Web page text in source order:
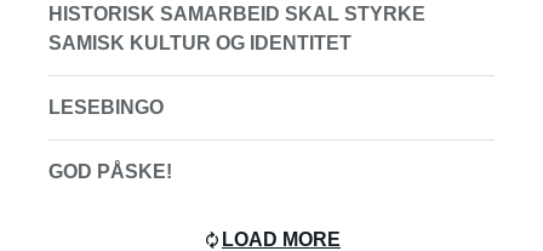
HISTORISK SAMARBEID SKAL STYRKE
SAMISK KULTUR OG IDENTITET
LESEBINGO
GOD PÅSKE!
LOAD MORE